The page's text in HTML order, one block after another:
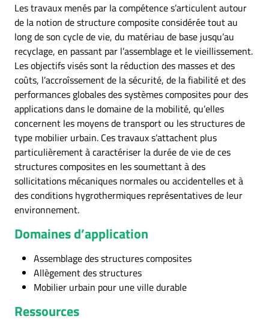
Les travaux menés par la compétence s’articulent autour
de la notion de structure composite considérée tout au
long de son cycle de vie, du matériau de base jusqu’au
recyclage, en passant par l’assemblage et le vieillissement.
Les objectifs visés sont la réduction des masses et des
coûts, l’accroîssement de la sécurité, de la fiabilité et des
performances globales des systèmes composites pour des
applications dans le domaine de la mobilité, qu’elles
concernent les moyens de transport ou les structures de
type mobilier urbain. Ces travaux s’attachent plus
particulièrement à caractériser la durée de vie de ces
structures composites en les soumettant à des
sollicitations mécaniques normales ou accidentelles et à
des conditions hygrothermiques représentatives de leur
environnement.
Domaines d’application
Assemblage des structures composites
Allègement des structures
Mobilier urbain pour une ville durable
Ressources